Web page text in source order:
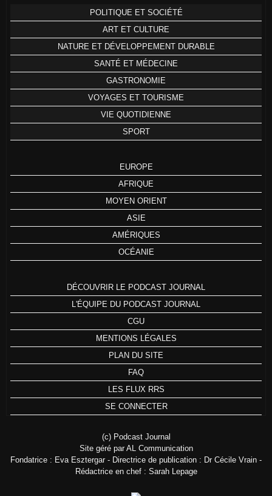
POLITIQUE ET SOCIÉTÉ
ART ET CULTURE
NATURE ET DÉVELOPPEMENT DURABLE
SANTÉ ET MÉDECINE
GASTRONOMIE
VOYAGES ET TOURISME
VIE QUOTIDIENNE
SPORT
EUROPE
AFRIQUE
MOYEN ORIENT
ASIE
AMÉRIQUES
OCÉANIE
DÉCOUVRIR LE PODCAST JOURNAL
L'ÉQUIPE DU PODCAST JOURNAL
CGU
MENTIONS LÉGALES
PLAN DU SITE
FAQ
LES FLUX RRS
SE CONNECTER
(c) Podcast Journal
Site géré par AL Communication
Fondatrice : Eva Esztergar - Directrice de publication : Dr Cécile Vrain -
Rédactrice en chef : Sarah Lepage